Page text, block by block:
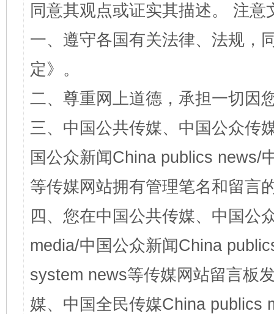
同意其观点或证实其描述。 注
一、遵守各国有关法律、法规，
定》。
二、尊重网上道德，承担一切因
三、中国公共传媒、中国公众传
国公众新闻China publics news/
等传媒网站拥有管理笔名和留言
四、您在中国公共传媒、中国公
media/中国公众新闻China
system news等传媒网站留言板
媒、中国全民传媒China publics